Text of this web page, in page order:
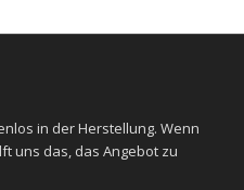
in der Herstellung. Wenn
uns das, das Angebot zu